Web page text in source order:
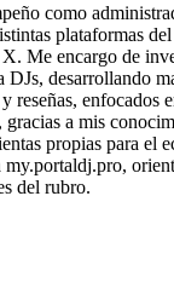
como
plataformas
Me encargo de
DJs, desarrollando
reseñas, enfocados
a mis
propias para el
my.portaldj.pro,
del rubro.